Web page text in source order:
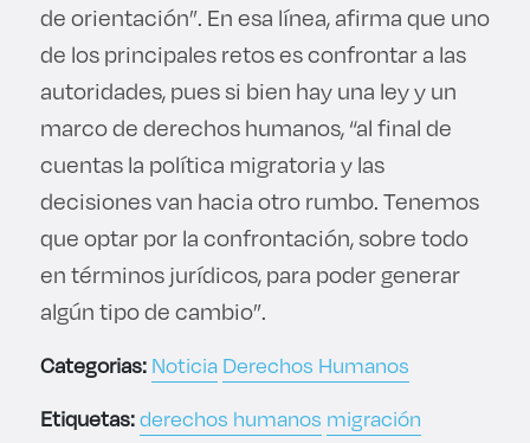
de orientación”. En esa línea, afirma que uno
de los principales retos es confrontar a las
autoridades, pues si bien hay una ley y un
marco de derechos humanos, “al final de
cuentas la política migratoria y las
decisiones van hacia otro rumbo. Tenemos
que optar por la confrontación, sobre todo
en términos jurídicos, para poder generar
algún tipo de cambio”.
Categorias:Noticia Derechos Humanos
Etiquetas:derechos humanos migración